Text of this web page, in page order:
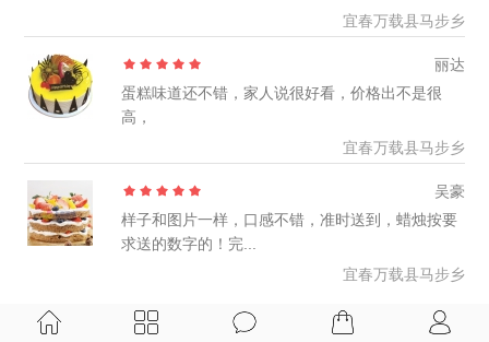
宜春万载县马步乡
丽达
蛋糕味道还不错，家人说很好看，价格出不是很
高，
宜春万载县马步乡
吴豪
样子和图片一样，口感不错，准时送到，蜡烛按要
求送的数字的！完...
宜春万载县马步乡